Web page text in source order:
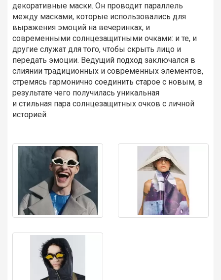
декоративные маски. Он проводит параллель
между масками, которые использовались для
выражения эмоций на вечеринках, и
современными солнцезащитными очками: и те, и
другие служат для того, чтобы скрыть лицо и
передать эмоции. Ведущий подход заключался в
слиянии традиционных и современных элементов,
стремясь гармонично соединить старое с новым, в
результате чего получилась уникальная
и стильная пара солнцезащитных очков с личной
историей.